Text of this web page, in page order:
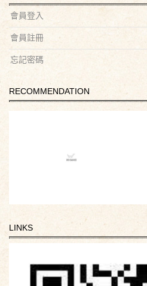
會員登入
會員註冊
忘記密碼
RECOMMENDATION
LINKS